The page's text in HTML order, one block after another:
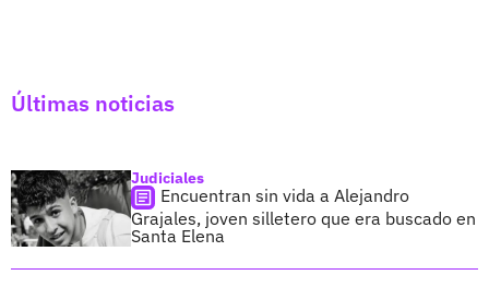
Últimas noticias
Judiciales
Encuentran sin vida a Alejandro
Grajales, joven silletero que era buscado en
Santa Elena